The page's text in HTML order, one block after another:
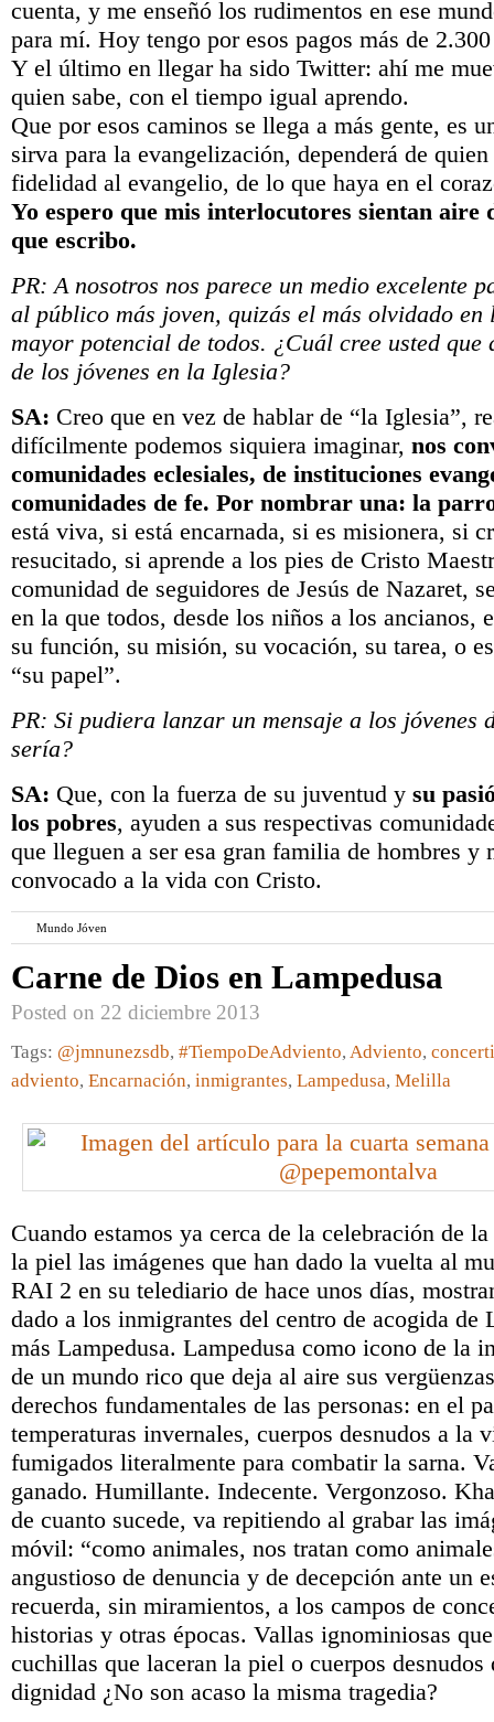
cuenta, y me enseñó los rudimentos en ese
para mí. Hoy tengo por esos pagos más de
Y el último en llegar ha sido Twitter: ahí me
quien sabe, con el tiempo igual aprendo.
Que por esos caminos se llega a más gente, es
sirva para la evangelización, dependerá de
fidelidad al evangelio, de lo que haya en el
Yo espero que mis interlocutores sientan aire
que escribo.
PR: A nosotros nos parece un medio excelente
al público más joven, quizás el más olvidado
mayor potencial de todos. ¿Cuál cree usted que
de los jóvenes en la Iglesia?
SA: Creo que en vez de hablar de “la Iglesia”,
difícilmente podemos siquiera imaginar, nos
comunidades eclesiales, de instituciones
comunidades de fe. Por nombrar una: la
está viva, si está encarnada, si es misionera, si
resucitado, si aprende a los pies de Cristo
comunidad de seguidores de Jesús de Nazaret,
en la que todos, desde los niños a los ancianos,
su función, su misión, su vocación, su tarea, o
“su papel”.
PR: Si pudiera lanzar un mensaje a los jóvenes
sería?
SA: Que, con la fuerza de su juventud y su
los pobres, ayuden a sus respectivas
que lleguen a ser esa gran familia de hombres y
convocado a la vida con Cristo.
Mundo Jóven
Carne de Dios en Lampedusa
Posted on 22 diciembre 2013
Tags: @jmnunezsdb, #TiempoDeAdviento, Adviento,
adviento, Encarnación, inmigrantes, Lampedusa, Melilla
Cuando estamos ya cerca de la celebración de
la piel las imágenes que han dado la vuelta al
RAI 2 en su telediario de hace unos días,
dado a los inmigrantes del centro de acogida de
más Lampedusa. Lampedusa como icono de la
de un mundo rico que deja al aire sus
derechos fundamentales de las personas: en el
temperaturas invernales, cuerpos desnudos a la
fumigados literalmente para combatir la sarna.
ganado. Humillante. Indecente. Vergonzoso.
de cuanto sucede, va repitiendo al grabar las
móvil: “como animales, nos tratan como
angustioso de denuncia y de decepción ante un
recuerda, sin miramientos, a los campos de
historias y otras épocas. Vallas ignominiosas
cuchillas que laceran la piel o cuerpos desnudos
dignidad ¿No son acaso la misma tragedia?